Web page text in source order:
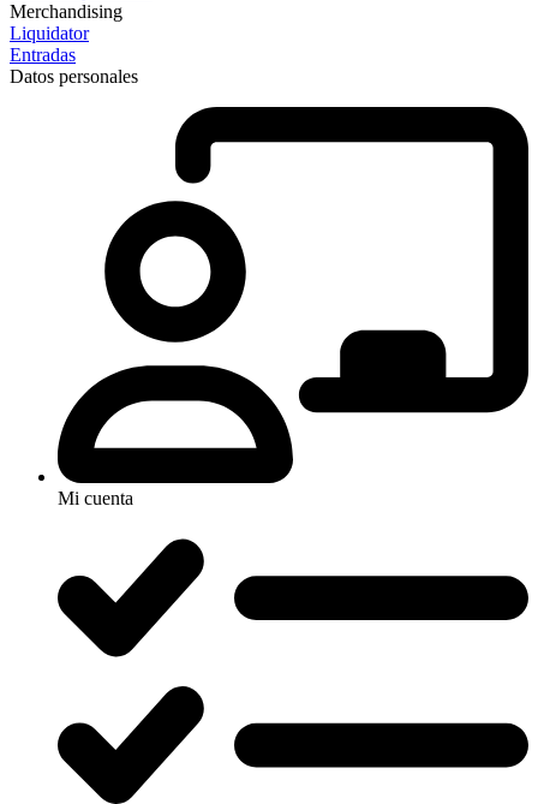
Merchandising
Liquidator
Entradas
Datos personales
Mi cuenta